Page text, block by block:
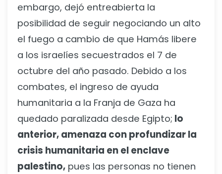
embargo, dejó entreabierta la
posibilidad de seguir negociando un alto
el fuego a cambio de que Hamás libere
a los israelíes secuestrados el 7 de
octubre del año pasado. Debido a los
combates, el ingreso de ayuda
humanitaria a la Franja de Gaza ha
quedado paralizada desde Egipto; lo
anterior, amenaza con profundizar la
crisis humanitaria en el enclave
palestino, pues las personas no tienen